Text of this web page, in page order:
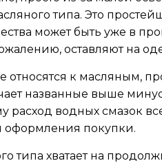
типа. Это
может быть уже в
оставляют на
относятся к масляным,
названные выше
расход водных смазок
покупки.
типа хватает на